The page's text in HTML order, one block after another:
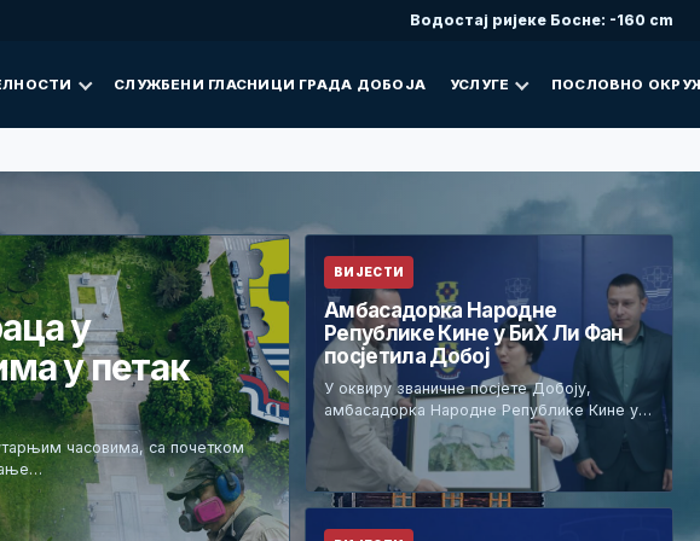
Водостај ријеке Босне: -160 cm
СЛУЖБЕНИ ГЛАСНИЦИ ГРАДА ДОБОЈА УСЛУГЕ ПОСЛОВНО
у
у петак
часовима, са почетком
ВИЈЕСТИ
Амбасадорка Народне
Републике Кине у БиХ Ли Фан
посјетила Добој
У оквиру званичне посјете Добоју,
амбасадорка Народне Републике Кине у…